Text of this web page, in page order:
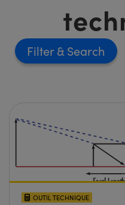
Filter
OUTIL TECHNIQUE